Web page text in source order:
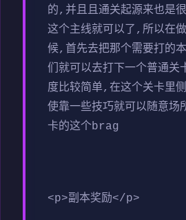
的,并且且通关起源来也是
这个主线就可以了,所以在
候,首先去把那个需要打的
们就可以去打下一个普通关
度比较简单,在这个关卡里
使靠一些技巧就可以随意场
卡的这个brag
<p>副本奖励</p>